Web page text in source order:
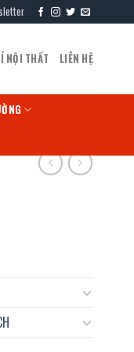
NỘI THẤT LIÊN HỆ